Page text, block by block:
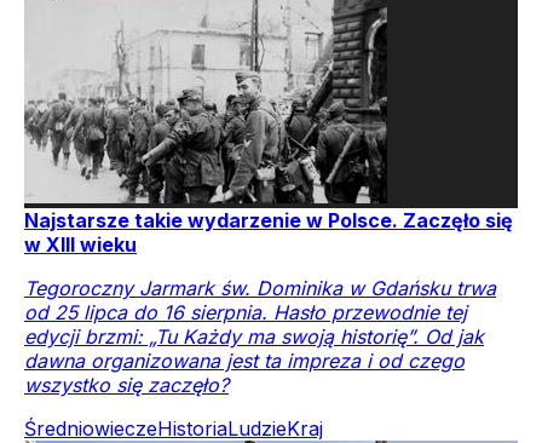
Najstarsze takie wydarzenie w Polsce. Zaczęło się
w XIII wieku
Tegoroczny Jarmark św. Dominika w Gdańsku trwa
od 25 lipca do 16 sierpnia. Hasło przewodnie tej
edycji brzmi: „Tu Każdy ma swoją historię”. Od jak
dawna organizowana jest ta impreza i od czego
wszystko się zaczęło?
ŚredniowieczeHistoriaLudzieKraj